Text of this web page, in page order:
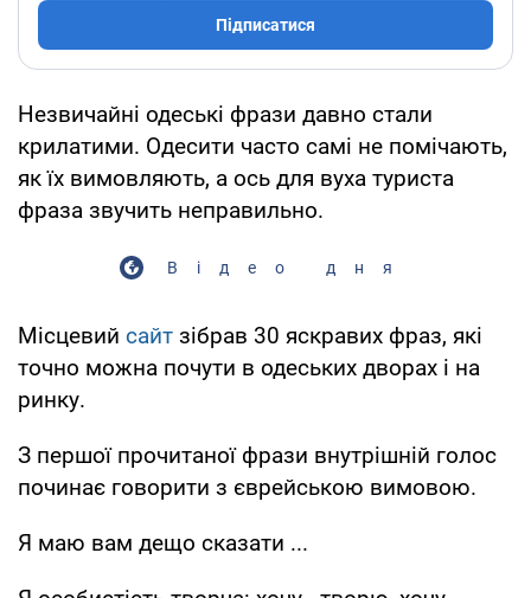
Підписатися
Незвичайні одеські фрази давно стали
крилатими. Одесити часто самі не помічають,
як їх вимовляють, а ось для вуха туриста
фраза звучить неправильно.
Відео дня
Місцевий сайт зібрав 30 яскравих фраз, які
точно можна почути в одеських дворах і на
ринку.
З першої прочитаної фрази внутрішній голос
починає говорити з єврейською вимовою.
Я маю вам дещо сказати ...